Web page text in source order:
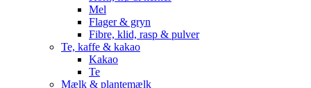
Mel
Flager & gryn
Fibre, klid, rasp & pulver
Te, kaffe & kakao
Kakao
Te
Mælk & plantemælk